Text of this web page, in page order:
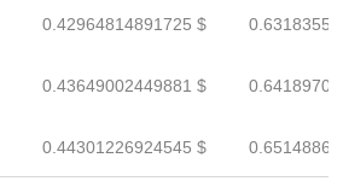
0.42964814891725 $
0.43649002449881 $
0.44301226924545 $